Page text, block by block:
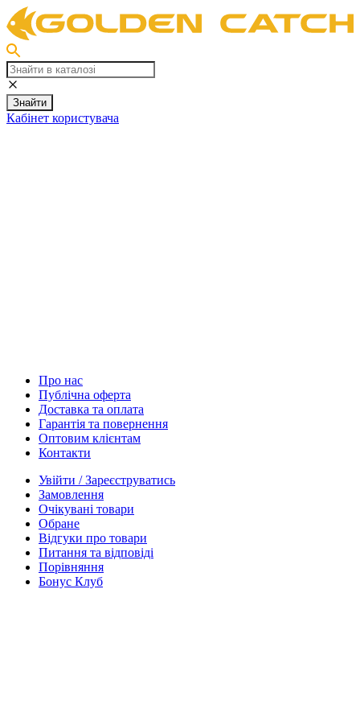
Знайти
Кабінет користувача
Про нас
Публічна оферта
Доставка та оплата
Гарантія та повернення
Оптовим клієнтам
Контакти
Увійти / Зареєструватись
Замовлення
Очікувані товари
Обране
Відгуки про товари
Питання та відповіді
Порівняння
Бонус Клуб